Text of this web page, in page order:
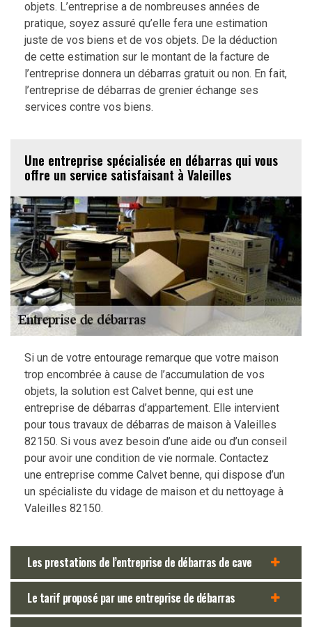
objets. L’entreprise a de nombreuses années de
pratique, soyez assuré qu’elle fera une estimation
juste de vos biens et de vos objets. De la déduction
de cette estimation sur le montant de la facture de
l’entreprise donnera un débarras gratuit ou non. En fait,
l’entreprise de débarras de grenier échange ses
services contre vos biens.
Une entreprise spécialisée en débarras qui vous
offre un service satisfaisant à Valeilles
Si un de votre entourage remarque que votre maison
trop encombrée à cause de l’accumulation de vos
objets, la solution est Calvet benne, qui est une
entreprise de débarras d’appartement. Elle intervient
pour tous travaux de débarras de maison à Valeilles
82150. Si vous avez besoin d’une aide ou d’un conseil
pour avoir une condition de vie normale. Contactez
une entreprise comme Calvet benne, qui dispose d’un
un spécialiste du vidage de maison et du nettoyage à
Valeilles 82150.
Les prestations de l’entreprise de débarras de cave
Le tarif proposé par une entreprise de débarras